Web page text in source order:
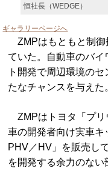
恒社長（WEDGE）
ギャラリーページへ
ZMPはもともと制御
ていた。自動車のバイ
ト開発で周辺環境の
たなチャンスを与えた
ZMPはトヨタ「プリ
車の開発者向け実車キ
PHV／HV」を販売し
を開発する余力のな